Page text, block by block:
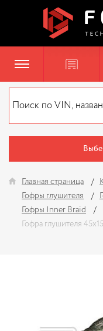
Главная страница
Гофры глушителя
Гофры Inner Braid
Гофра глушителя